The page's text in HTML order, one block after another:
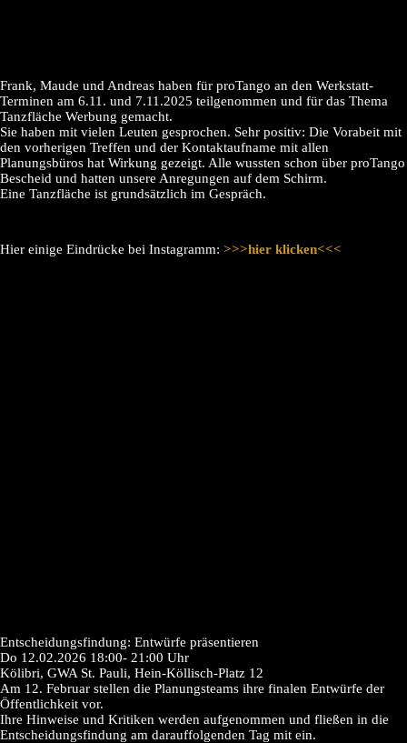
Frank, Maude und Andreas haben für proTango an den Werkstatt-
Terminen am 6.11. und 7.11.2025 teilgenommen und für das Thema
Tanzfläche Werbung gemacht.
Sie haben mit vielen Leuten gesprochen. Sehr positiv: Die Vorabeit mit
den vorherigen Treffen und der Kontaktaufname mit allen
Planungsbüros hat Wirkung gezeigt. Alle wussten schon über proTango
Bescheid und hatten unsere Anregungen auf dem Schirm.
Eine Tanzfläche ist grundsätzlich im Gespräch.
Hier einige Eindrücke bei Instagramm: >>>hier klicken<<<
Entscheidungsfindung: Entwürfe präsentieren
Do 12.02.2026 18:00- 21:00 Uhr
Kölibri, GWA St. Pauli, Hein-Köllisch-Platz 12
Am 12. Februar stellen die Planungsteams ihre finalen Entwürfe der
Öffentlichkeit vor.
Ihre Hinweise und Kritiken werden aufgenommen und fließen in die
Entscheidungsfindung am darauffolgenden Tag mit ein.